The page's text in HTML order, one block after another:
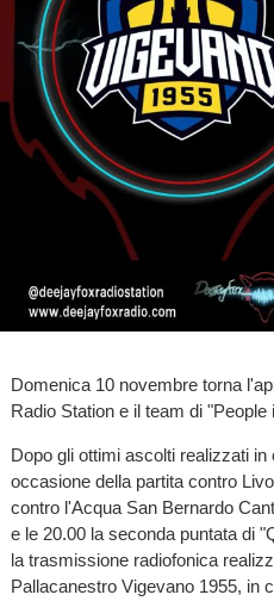
Domenica 10 novembre torna
Radio Station e il team di "People
Dopo gli ottimi ascolti realizzati
occasione della partita contro
contro l'Acqua San Bernardo
e le 20.00 la seconda puntata di
la trasmissione radiofonica
Pallacanestro Vigevano 1955, in